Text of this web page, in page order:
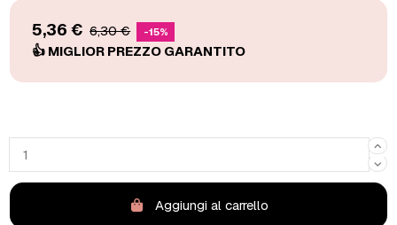
5,36 € 6,30 € -15%
Aggiungi al carrello